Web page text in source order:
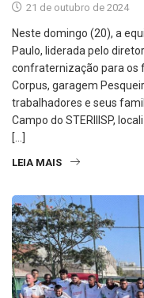
21 de outubro de 2024
Neste domingo (20), a
Paulo, liderada pelo
confraternização para os
Corpus, garagem
trabalhadores e seus
Campo do STERIIISP,
[…]
LEIA MAIS